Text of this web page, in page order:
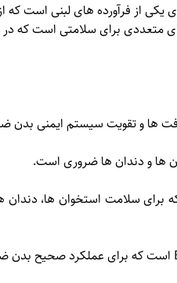
یکی از فرآورده های لبنی است که
برای سلامتی است که در
ها و تقویت سیستم ایمنی بدن
ها و دندان ها ضروری است.
سلامت استخوان ها، دندان